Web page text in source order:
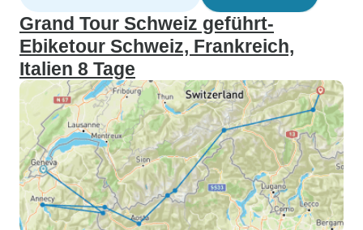
Grand Tour Schweiz geführt-
Ebiketour Schweiz, Frankreich,
Italien 8 Tage